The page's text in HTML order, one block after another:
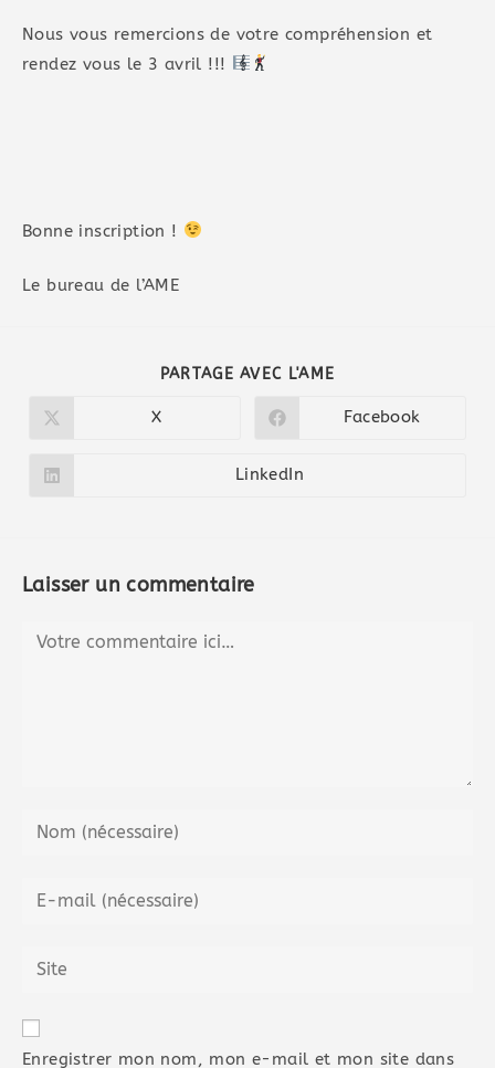
Nous vous remercions de votre compréhension et
rendez vous le 3 avril !!!
Bonne inscription !
Le bureau de l’AME
PARTAGE AVEC L'AME
X Facebook
LinkedIn
Laisser un commentaire
Enregistrer mon nom, mon e-mail et mon site dans